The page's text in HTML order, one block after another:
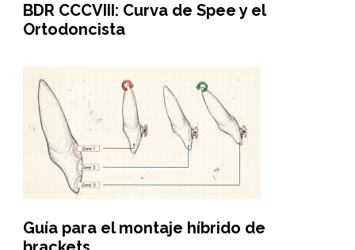
BDR CCCVIII: Curva de Spee y el
Ortodoncista
Guía para el montaje híbrido de